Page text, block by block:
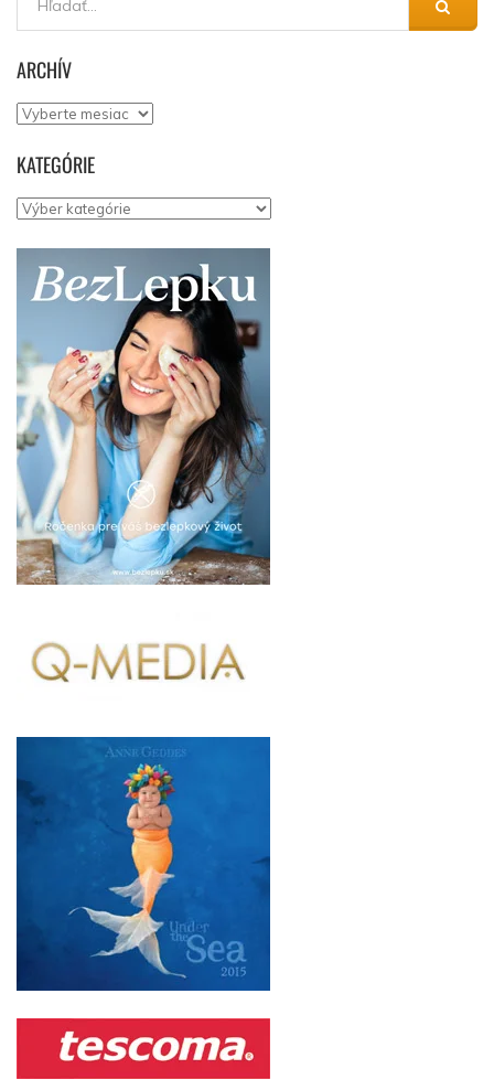
ARCHÍV
Archív
KATEGÓRIE
Kategórie